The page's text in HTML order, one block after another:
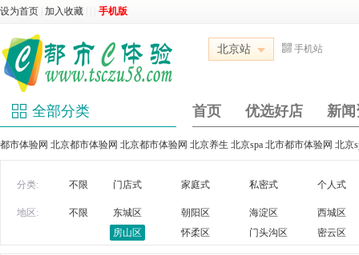
设为首页 加入收藏 手机版
北京站 手机站
全部分类 首页 优选好店 新闻
都市体验网 北京都市体验网 北京都市体验网 北京养生 北京spa 北市都市体验网 北京
分类: 不限 门店式 家庭式 私密式 个人式
地区: 不限 东城区 朝阳区 海淀区
西城区
房山区
怀柔区 门头沟区 密云区